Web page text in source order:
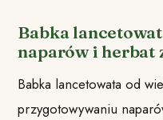
Babka
naparów i herbat
Babka lancetowata od
przygotowywaniu